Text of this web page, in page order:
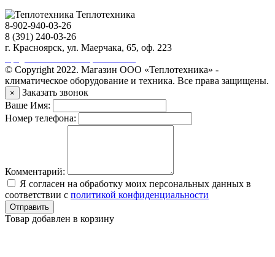
Теплотехника
8-902-940-03-26
8 (391) 240-03-26
г. Красноярск, ул. Маерчака, 65, оф. 223
© Copyright 2022. Магазин ООО «Теплотехника» -
климатическое оборудование и техника. Все права защищены.
×
Заказать звонок
Ваше Имя:
Номер телефона:
Комментарий:
Я согласен на обработку моих персональных данных в
соответствии с политикой конфиденциальности
Отправить
Товар добавлен в корзину